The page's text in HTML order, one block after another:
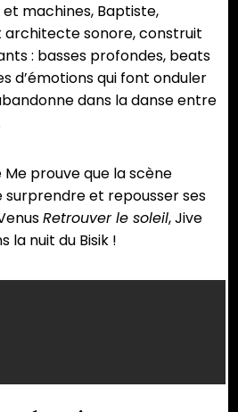
machines, Baptiste,
sonore, construit
: basses profondes, beats
d’émotions qui font onduler
dans la danse entre
Me prouve que la scène
et repousser ses
Retrouver le soleil, Jive
la nuit du Bisik !